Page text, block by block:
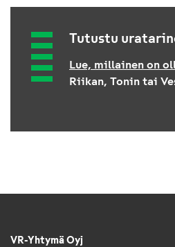
Tutustu
Lue, millainen on
Riikan, Tonin tai
VR-Yhtymä Oyj